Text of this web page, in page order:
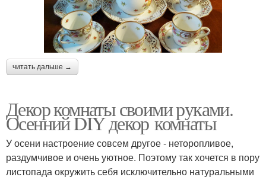
читать дальше →
Декор комнаты своими руками.
Осенний DIY декор комнаты
У осени настроение совсем другое - неторопливое,
раздумчивое и очень уютное. Поэтому так хочется в пору
листопада окружить себя исключительно натуральными